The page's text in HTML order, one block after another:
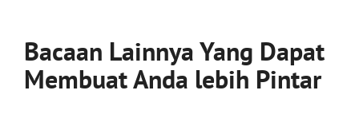
Bacaan Lainnya Yang Dapat
Membuat Anda lebih Pintar